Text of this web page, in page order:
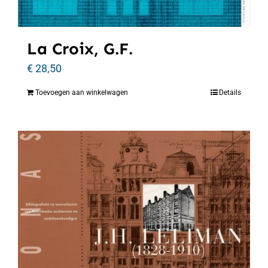
La Croix, G.F.
€28,50
Toevoegen aan winkelwagen Details